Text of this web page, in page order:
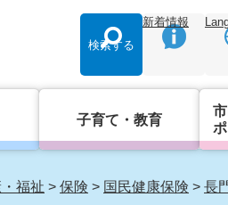
検索する
新着情報
子育て・教育
福祉 > 保険 > 国民健康保険 > 長